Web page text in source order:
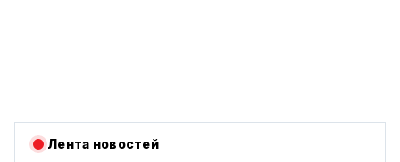
Лента новостей